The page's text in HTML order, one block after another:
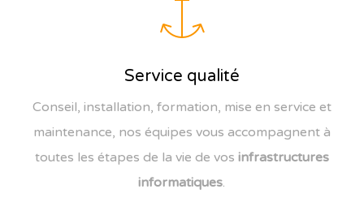
Service qualité
Conseil, installation, formation, mise en service et
maintenance, nos équipes vous accompagnent à
toutes les étapes de la vie de vos infrastructures
informatiques.